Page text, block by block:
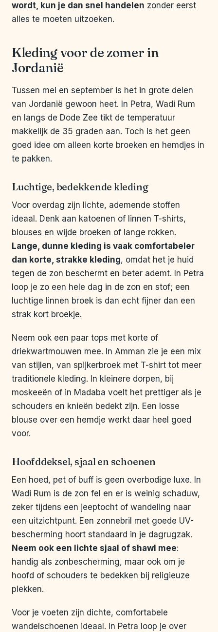
wordt, kun je dan snel handelen zonder eerst
alles te moeten uitzoeken.
Kleding voor de zomer in
Jordanië
Tussen mei en september is het in grote delen
van Jordanië gewoon heet. In Petra, Wadi Rum
en langs de Dode Zee tikt de temperatuur
makkelijk de 35 graden aan. Toch is het geen
goed idee om alleen korte broeken en hemdjes in
te pakken.
Luchtige, bedekkende kleding
Voor overdag zijn lichte, ademende stoffen
ideaal. Denk aan katoenen of linnen T-shirts,
blouses en wijde broeken of lange rokken.
Lange, dunne kleding is vaak comfortabeler
dan korte, strakke kleding, omdat het je huid
tegen de zon beschermt en beter ademt. In Petra
loop je zo een hele dag in de zon en stof; een
luchtige linnen broek is dan echt fijner dan een
strak kort broekje.
Neem ook een paar tops met korte of
driekwartmouwen mee. In Amman zie je een mix
van stijlen, van spijkerbroek met T-shirt tot meer
traditionele kleding. In kleinere dorpen, bij
moskeeën of in Madaba voelt het prettiger als je
schouders en knieën bedekt zijn. Een losse
blouse over een hemdje werkt daar heel goed
voor.
Hoofddeksel, sjaal en schoenen
Een hoed, pet of buff is geen overbodige luxe. In
Wadi Rum is de zon fel en er is weinig schaduw,
zeker tijdens een jeeptocht of wandeling naar
een uitzichtpunt. Een zonnebril met goede UV-
bescherming hoort standaard in je dagrugzak.
Neem ook een lichte sjaal of shawl mee:
handig als zonbescherming, maar ook om je
hoofd of schouders te bedekken bij religieuze
plekken.
Voor je voeten zijn dichte, comfortabele
wandelschoenen ideaal. In Petra loop je over